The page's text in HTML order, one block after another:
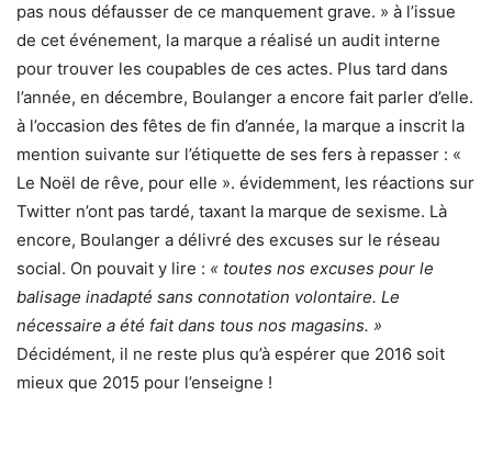
pas nous défausser de ce manquement grave. » à l’issue
de cet événement, la marque a réalisé un audit interne
pour trouver les coupables de ces actes. Plus tard dans
l’année, en décembre, Boulanger a encore fait parler d’elle.
à l’occasion des fêtes de fin d’année, la marque a inscrit la
mention suivante sur l’étiquette de ses fers à repasser : «
Le Noël de rêve, pour elle ». évidemment, les réactions sur
Twitter n’ont pas tardé, taxant la marque de sexisme. Là
encore, Boulanger a délivré des excuses sur le réseau
social. On pouvait y lire : « toutes nos excuses pour le
balisage inadapté sans connotation volontaire. Le
nécessaire a été fait dans tous nos magasins. »
Décidément, il ne reste plus qu’à espérer que 2016 soit
mieux que 2015 pour l’enseigne !